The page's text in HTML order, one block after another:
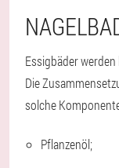
Essigbäder
Die
solche
Pflanzenöl;